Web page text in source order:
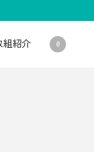
組紹介 0